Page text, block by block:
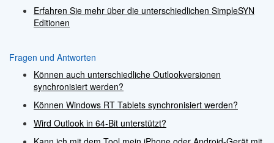
Erfahren Sie mehr über die unterschiedlichen SimpleSYN
Editionen
Fragen und Antworten
Können auch unterschiedliche Outlookversionen
synchronisiert werden?
Können Windows RT Tablets synchronisiert werden?
Wird Outlook in 64-Bit unterstützt?